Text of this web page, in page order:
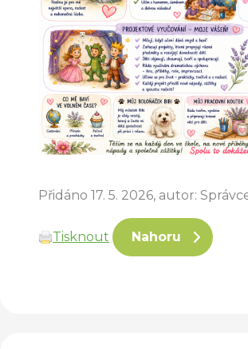
Přidáno 17. 5. 2026, autor:
Tisknout Nahoru